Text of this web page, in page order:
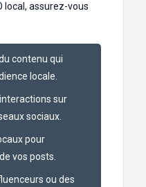
local, assurez-vous
contenu qui
locale.
sur
sociaux.
pour
vos posts.
ou des